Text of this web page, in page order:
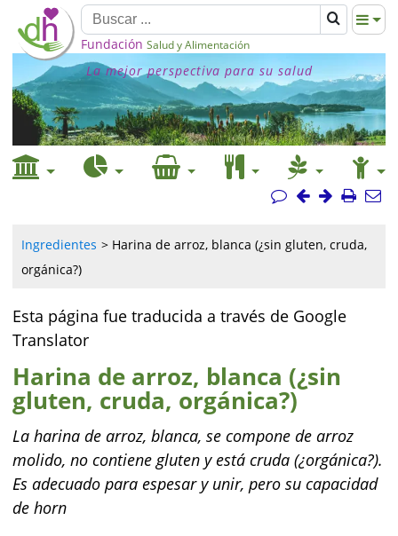
Fundación Salud y Alimentación
La mejor perspectiva para su salud
Ingredientes
Harina de arroz, blanca (¿sin gluten, cruda,
orgánica?)
Esta página fue traducida a través de Google
Translator
Harina de arroz, blanca (¿sin
gluten, cruda, orgánica?)
La harina de arroz, blanca, se compone de arroz
molido, no contiene gluten y está cruda (¿orgánica?).
Es adecuado para espesar y unir, pero su capacidad
de horn